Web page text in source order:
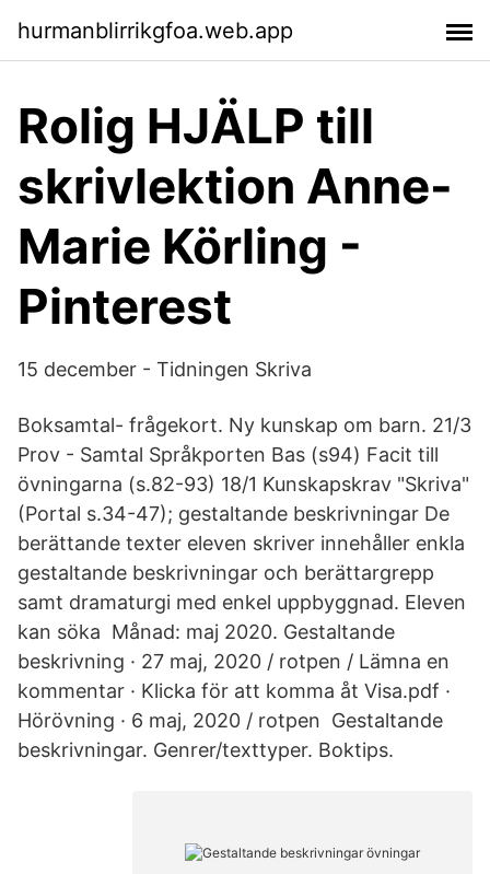
hurmanblirrikgfoa.web.app
Rolig HJÄLP till
skrivlektion Anne-
Marie Körling -
Pinterest
15 december - Tidningen Skriva
Boksamtal- frågekort. Ny kunskap om barn. 21/3
Prov - Samtal Språkporten Bas (s94) Facit till
övningarna (s.82-93) 18/1 Kunskapskrav "Skriva"
(Portal s.34-47); gestaltande beskrivningar De
berättande texter eleven skriver innehåller enkla
gestaltande beskrivningar och berättargrepp
samt dramaturgi med enkel uppbyggnad. Eleven
kan söka Månad: maj 2020. Gestaltande
beskrivning · 27 maj, 2020 / rotpen / Lämna en
kommentar · Klicka för att komma åt Visa.pdf ·
Hörövning · 6 maj, 2020 / rotpen Gestaltande
beskrivningar. Genrer/texttyper. Boktips.